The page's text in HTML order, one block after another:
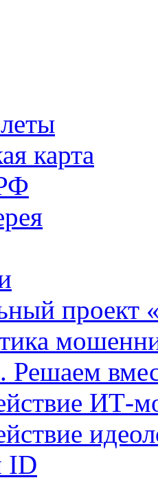
карта
проект
Решаем
ИТ-
ID